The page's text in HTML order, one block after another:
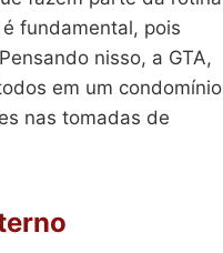
fundamental, pois
nisso, a GTA,
em um condomínio
nas tomadas de